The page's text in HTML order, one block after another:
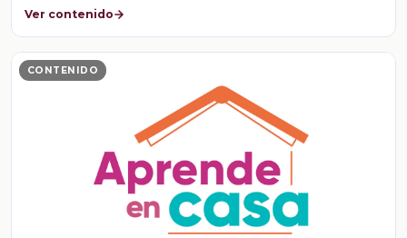
Ver contenido
CONTENIDO